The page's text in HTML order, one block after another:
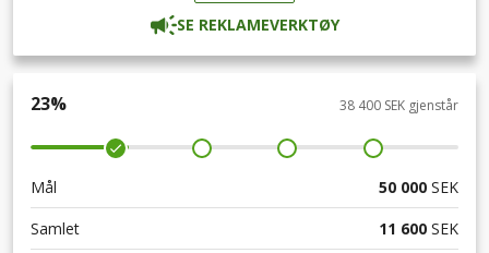
SE REKLAMEVERKTØY
23% 38 400 SEK gjenstår
Mål 50 000 SEK
Samlet
11 600 SEK